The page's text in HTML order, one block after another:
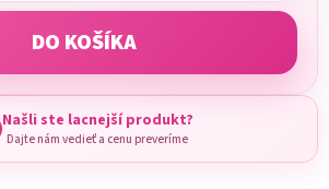
DO KOŠÍKA
Našli ste lacnejší produkt?
Dajte nám vedieť a cenu preveríme